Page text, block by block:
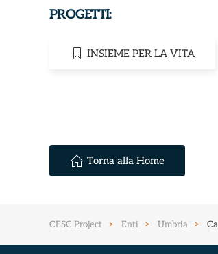
PROGETTI:
INSIEME PER LA VITA
Torna alla Home
CESC Project Enti Umbria